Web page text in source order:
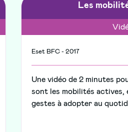
Les
Eset BFC - 2017
Une vidéo de 2 minutes
sont les mobilités actives,
gestes à adopter au